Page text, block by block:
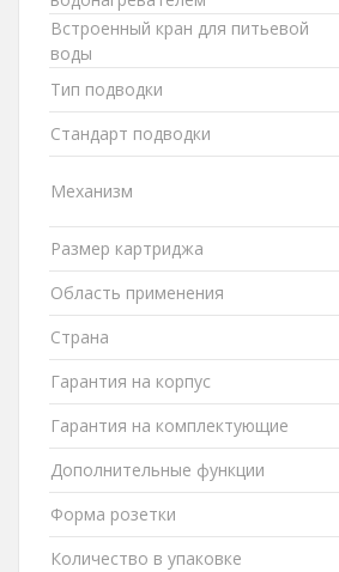
Встроенный кран для питьевой
воды
Тип подводки
Стандарт подводки
Механизм
Размер картриджа
Область применения
Страна
Гарантия на корпус
Гарантия на комплектующие
Дополнительные функции
Форма розетки
Количество в упаковке